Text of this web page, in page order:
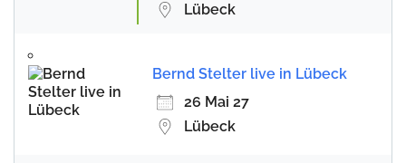
Lübeck
Bernd Stelter live in Lübeck
26 Mai 27
Lübeck